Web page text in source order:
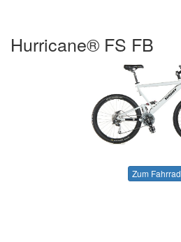
Hurricane® FS FB
Zum Fahrrad